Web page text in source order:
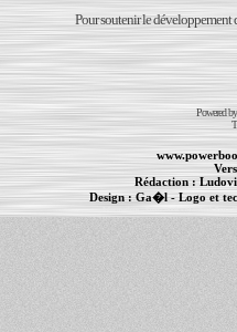
Pour soutenir le développement
Powered
Rédaction :
Design :Ga�l- Logo et
PowerBook